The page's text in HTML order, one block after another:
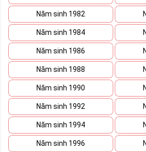
Năm sinh 1982
Năm sinh 1984
Năm sinh 1986
Năm sinh 1988
Năm sinh 1990
Năm sinh 1992
Năm sinh 1994
Năm sinh 1996